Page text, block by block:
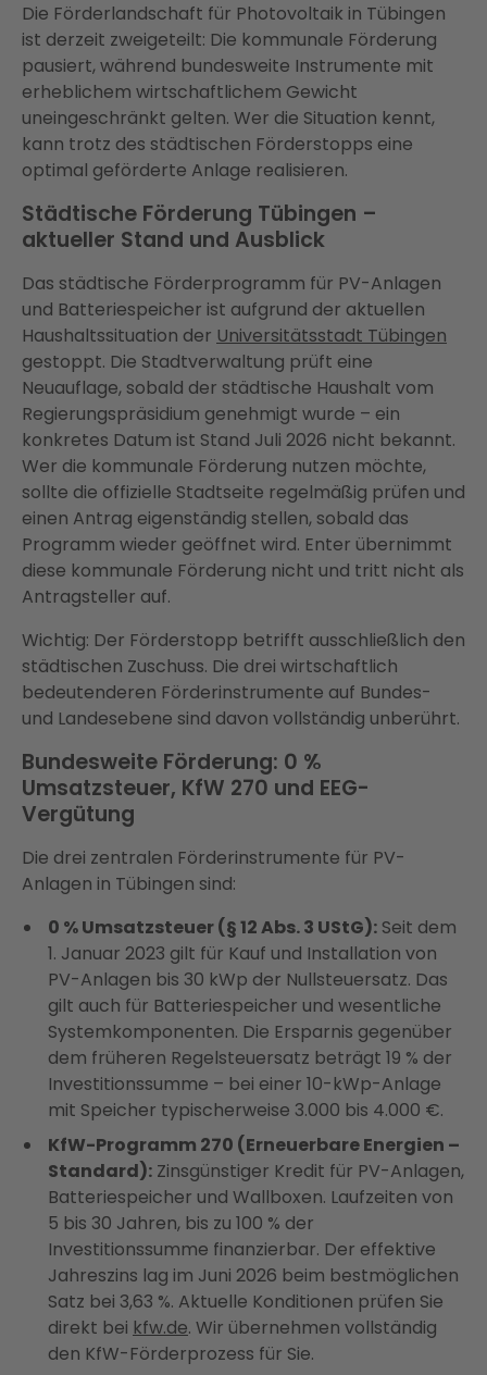
Die Förderlandschaft für Photovoltaik in Tübingen
ist derzeit zweigeteilt: Die kommunale Förderung
pausiert, während bundesweite Instrumente mit
erheblichem wirtschaftlichem Gewicht
uneingeschränkt gelten. Wer die Situation kennt,
kann trotz des städtischen Förderstopps eine
optimal geförderte Anlage realisieren.
Städtische Förderung Tübingen –
aktueller Stand und Ausblick
Das städtische Förderprogramm für PV-Anlagen
und Batteriespeicher ist aufgrund der aktuellen
Haushaltssituation der Universitätsstadt Tübingen
gestoppt. Die Stadtverwaltung prüft eine
Neuauflage, sobald der städtische Haushalt vom
Regierungspräsidium genehmigt wurde – ein
konkretes Datum ist Stand Juli 2026 nicht bekannt.
Wer die kommunale Förderung nutzen möchte,
sollte die offizielle Stadtseite regelmäßig prüfen und
einen Antrag eigenständig stellen, sobald das
Programm wieder geöffnet wird. Enter übernimmt
diese kommunale Förderung nicht und tritt nicht als
Antragsteller auf.
Wichtig: Der Förderstopp betrifft ausschließlich den
städtischen Zuschuss. Die drei wirtschaftlich
bedeutenderen Förderinstrumente auf Bundes-
und Landesebene sind davon vollständig unberührt.
Bundesweite Förderung: 0 %
Umsatzsteuer, KfW 270 und EEG-
Vergütung
Die drei zentralen Förderinstrumente für PV-
Anlagen in Tübingen sind:
0 % Umsatzsteuer (§ 12 Abs. 3 UStG): Seit dem
1. Januar 2023 gilt für Kauf und Installation von
PV-Anlagen bis 30 kWp der Nullsteuersatz. Das
gilt auch für Batteriespeicher und wesentliche
Systemkomponenten. Die Ersparnis gegenüber
dem früheren Regelsteuersatz beträgt 19 % der
Investitionssumme – bei einer 10-kWp-Anlage
mit Speicher typischerweise 3.000 bis 4.000 €.
KfW-Programm 270 (Erneuerbare Energien –
Standard): Zinsgünstiger Kredit für PV-Anlagen,
Batteriespeicher und Wallboxen. Laufzeiten von
5 bis 30 Jahren, bis zu 100 % der
Investitionssumme finanzierbar. Der effektive
Jahreszins lag im Juni 2026 beim bestmöglichen
Satz bei 3,63 %. Aktuelle Konditionen prüfen Sie
direkt bei kfw.de. Wir übernehmen vollständig
den KfW-Förderprozess für Sie.